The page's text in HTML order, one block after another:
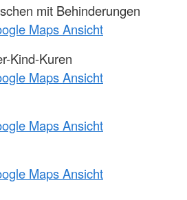
mit Behinderungen
Maps Ansicht
Kind-Kuren
Maps Ansicht
Maps Ansicht
Maps Ansicht